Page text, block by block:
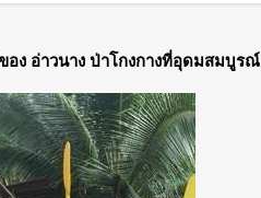
อง อ่าวนาง ป่าโกงกางที่อุดมสมบูรณ์